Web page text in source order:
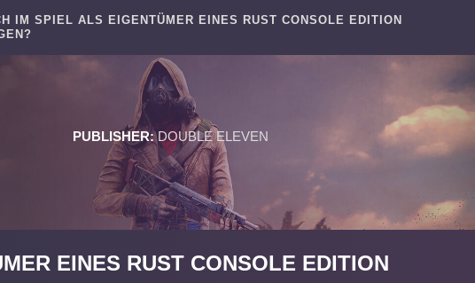
IM SPIEL ALS EIGENTÜMER EINES RUST CONSOLE EDITION
PUBLISHER: DOUBLE ELEVEN
EINES RUST CONSOLE EDITION